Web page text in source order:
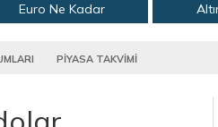
Euro Ne Kadar
PİYASA TAKVİMİ